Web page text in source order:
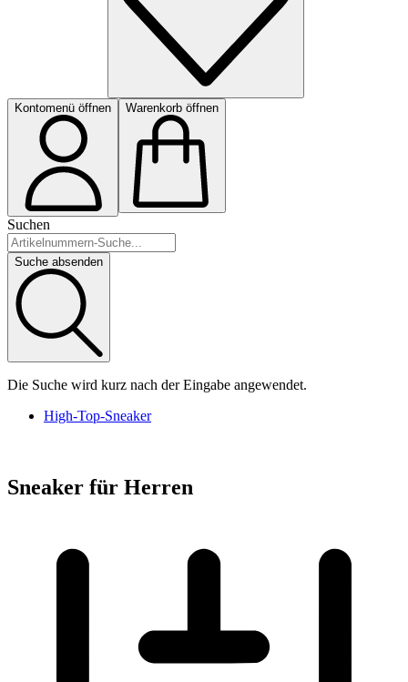
Kontomenü öffnen Warenkorb öffnen
Suchen
Suche absenden
Die Suche wird kurz nach der Eingabe angewendet.
High-Top-Sneaker
Sneaker für Herren